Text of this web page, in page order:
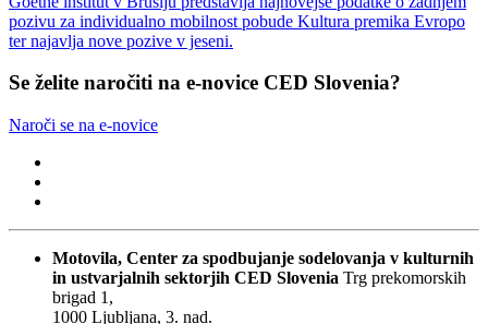
pozivu za individualno mobilnost pobude Kultura premika Evropo
ter najavlja nove pozive v jeseni.
Se želite naročiti na e-novice CED Slovenia?
Naroči se na e-novice
Motovila, Center za spodbujanje sodelovanja v kulturnih
in ustvarjalnih sektorjih CED Slovenia Trg prekomorskih
brigad 1,
1000 Ljubljana, 3. nad.